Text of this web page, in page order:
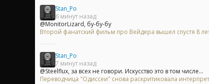
Stan_Po
6 минут назад
@MonitorLizard, бу-бу-бу
Второй фанатский фильм про Вейдера вышел спустя 8
Stan_Po
7 минут назад
@Steelflux, за всех не говори. Искусство это в том числе...
Переводчица "Одиссеи" снова раскритиковала